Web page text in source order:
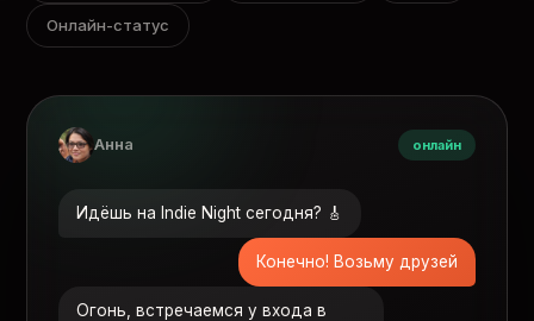
Онлайн-статус
Анна онлайн
Идёшь на Indie Night сегодня? 🎸
Конечно! Возьму друзей
Огонь, встречаемся у входа в